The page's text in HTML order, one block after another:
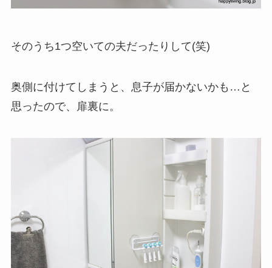
そのうち1つ空いての夫だったりして(笑)
奥側に付けてしまうと、息子が届かないかも…と
思ったので、扉裏に。